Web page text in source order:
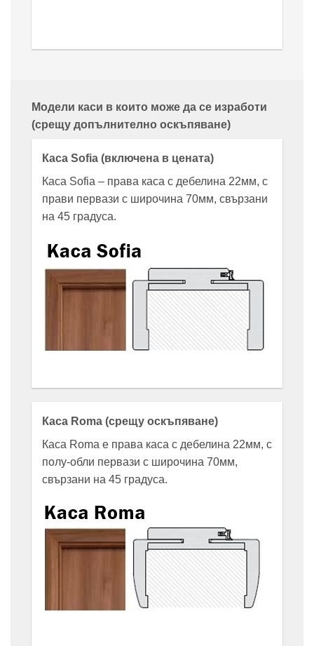
Модели каси в които може да се изработи
(срещу допълнително оскъпяване)
Каса Sofia (включена в цената)
Каса Sofia – права каса с дебелина 22мм, с
прави первази с широчина 70мм, свързани
на 45 градуса.
Каса Roma (срещу оскъпяване)
Каса Roma е права каса с дебелина 22мм, с
полу-обли первази с широчина 70мм,
свързани на 45 градуса.